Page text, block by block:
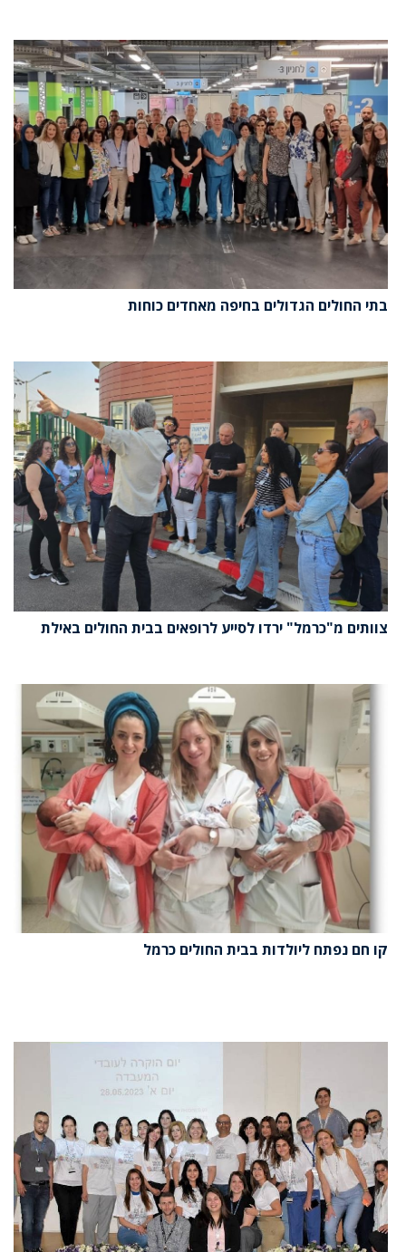
בתי החולים הגדולים בחיפה מאחדים כוחות
צוותים מ"כרמל" ירדו לסייע לרופאים בבית החולים באילת
קו חם נפתח ליולדות בבית החולים כרמל